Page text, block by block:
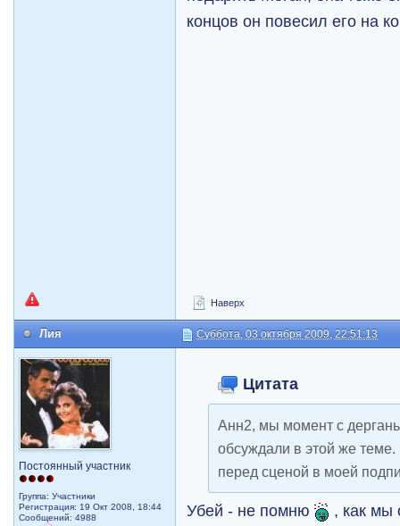
концов он повесил его на
Наверх
Лия Суббота, 03 октября 2009, 22:51:13
Постоянный участник
Группа: Участники
Регистрация: 19 Окт 2008, 18:44
Сообщений: 4988
Цитата
Анн2, мы момент с
обсуждали в этой же
перед сценой в моей
Убей - не помню , как мы